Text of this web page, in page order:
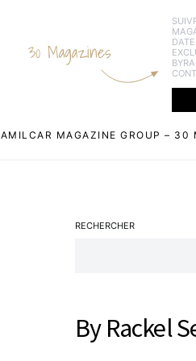
30 Magazines
AMILCAR MAGAZINE GROUP – 30
RECHERCHER
By Rackel